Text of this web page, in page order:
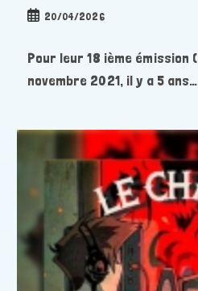
Publication
20/04/2026
Pour leur 18 ième
novembre 2021, il y a 5 ans…